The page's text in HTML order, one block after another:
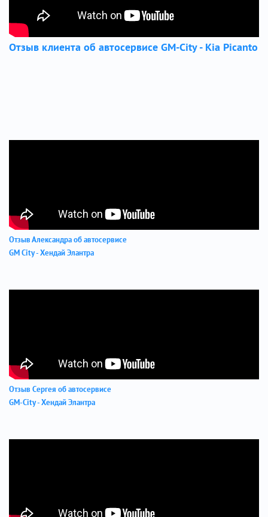
Отзыв клиента об автосервисе GM-City - Kia Picanto
Отзыв Александра об автосервисе
GM City - Хендай Элантра
Отзыв Сергея об автосервисе
GM-City - Хендай Элантра